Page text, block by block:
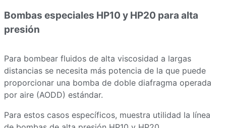
Bombas especiales HP10 y HP20 para alta
presión
Para bombear fluidos de alta viscosidad a largas
distancias se necesita más potencia de la que puede
proporcionar una bomba de doble diafragma operada
por aire (AODD) estándar.
Para estos casos específicos, muestra utilidad la línea